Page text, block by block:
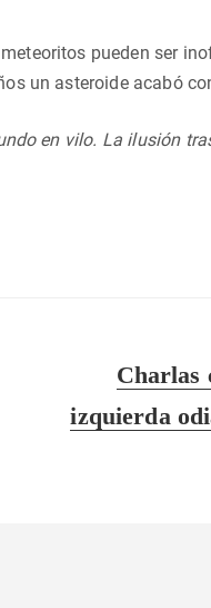
pueden ser
un asteroide acabó
en vilo. La ilusión
Entrada
Charlas
izquierda